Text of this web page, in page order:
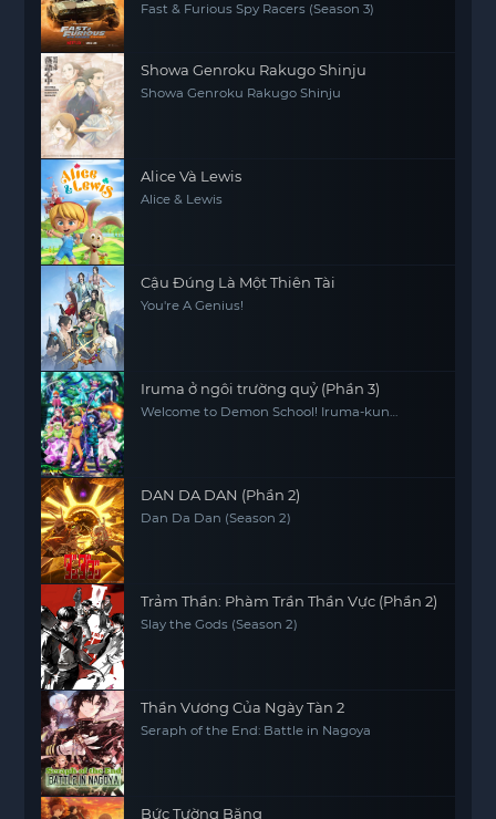
Fast & Furious Spy Racers (Season 3)
Showa Genroku Rakugo Shinju
Showa Genroku Rakugo Shinju
Alice Và Lewis
Alice & Lewis
Cậu Đúng Là Một Thiên Tài
You're A Genius!
Iruma ở ngôi trường quỷ (Phần 3)
Welcome to Demon School! Iruma-kun
DAN DA DAN (Phần 2)
Dan Da Dan (Season 2)
Trảm Thần: Phàm Trần Thần Vực (Phần 2)
Slay the Gods (Season 2)
Thần Vương Của Ngày Tàn 2
Seraph of the End: Battle in Nagoya
Bức Tường Băng